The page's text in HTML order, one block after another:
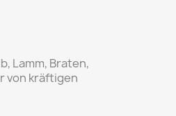
Lamm, Braten,
von kräftigen